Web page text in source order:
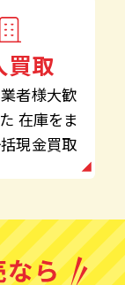
買取
者様大歓
在庫をま
現金買取